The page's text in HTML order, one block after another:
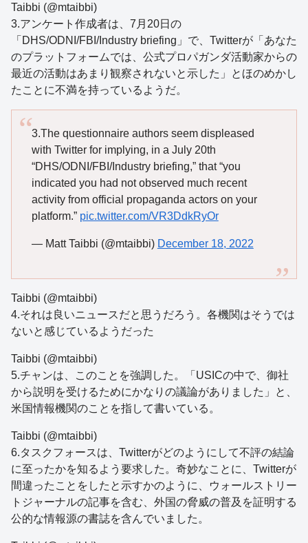
Taibbi (@mtaibbi)
3.アンケート作成者は、7月20日の
「DHS/ODNI/FBI/Industry briefing」で、Twitterが「あなた
のプラットフォームでは、公式プロパガンダ活動家からの
最近の活動はあまり観察されないと示した」とほのめかし
たことに不満を持っているようだ。
3.The questionnaire authors seem displeased
with Twitter for implying, in a July 20th
“DHS/ODNI/FBI/Industry briefing,” that “you
indicated you had not observed much recent
activity from official propaganda actors on your
platform.” pic.twitter.com/VR3DdkRyOr
— Matt Taibbi (@mtaibbi) December 18, 2022
Taibbi (@mtaibbi)
4.それは良いニュースだと思うだろう。各機関はそうでは
ないと感じているようだった
Taibbi (@mtaibbi)
5.チャンは、このことを強調した。「USICの中で、御社
から説明を受けるためにかなりの議論がありました」と、
米国情報機関のことを指して書いている。
Taibbi (@mtaibbi)
6.タスクフォースは、Twitterがどのようにして不評の結論
に至ったかを知るよう要求した。奇妙なことに、Twitterが
間違ったことをしたと示すかのように、ウォールストリー
トジャーナルの記事を含む、外国の脅威の普及を証明する
公的な情報源の書誌を含んでいました。